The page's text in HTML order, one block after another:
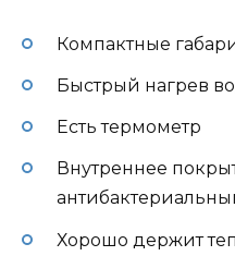
Компактные
Быстрый нагрев
Есть термометр
Внутреннее
Хорошо держит